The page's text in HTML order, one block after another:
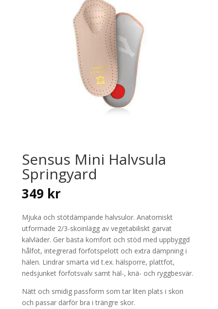
Sensus Mini Halvsula
Springyard
349 kr
Mjuka och stötdämpande halvsulor. Anatomiskt
utformade 2/3-skoinlägg av vegetabiliskt garvat
kalvläder. Ger bästa komfort och stöd med uppbyggd
hålfot, integrerad förfotspelott och extra dämpning i
hälen. Lindrar smärta vid t.ex. hälsporre, plattfot,
nedsjunket förfotsvalv samt häl-, knä- och ryggbesvär.
Nätt och smidig passform som tar liten plats i skon
och passar därför bra i trängre skor.